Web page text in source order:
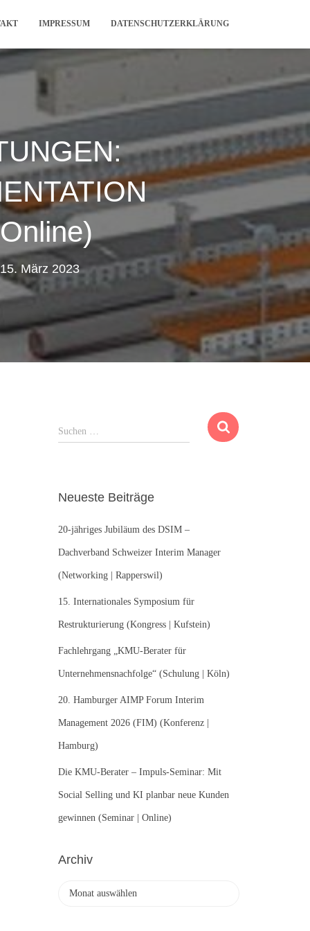
IMPRESSUM DATENSCHUTZERKLÄRUNG
15. März 2023
u
n
a
c
:
Suchen …
Neueste Beiträge
20-jähriges Jubiläum des DSIM –
Dachverband Schweizer Interim Manager
(Networking | Rapperswil)
15. Internationales Symposium für
Restrukturierung (Kongress | Kufstein)
Fachlehrgang „KMU-Berater für
Unternehmensnachfolge“ (Schulung | Köln)
20. Hamburger AIMP Forum Interim
Management 2026 (FIM) (Konferenz |
Hamburg)
Die KMU-Berater – Impuls-Seminar: Mit
Social Selling und KI planbar neue Kunden
gewinnen (Seminar | Online)
Archiv